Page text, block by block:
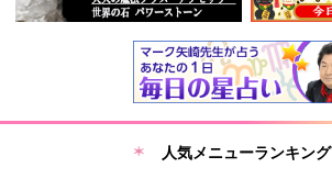
人気メニューランキング